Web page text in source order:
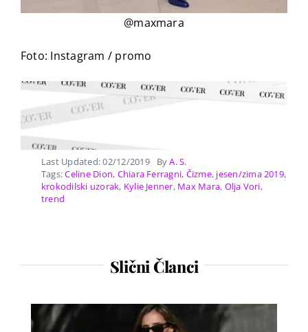
@maxmara
Foto: Instagram / promo
Last Updated: 02/12/2019 ByA. S.
Tags:Celine Dion, Chiara Ferragni, Čizme, jesen/zima 2019,
krokodilski uzorak, Kylie Jenner, Max Mara, Olja Vori,
trend
Slični Članci